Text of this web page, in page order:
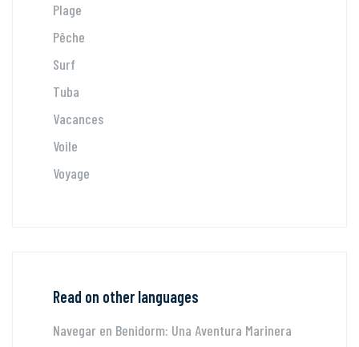
Plage
Pêche
Surf
Tuba
Vacances
Voile
Voyage
Read on other languages
Navegar en Benidorm: Una Aventura Marinera